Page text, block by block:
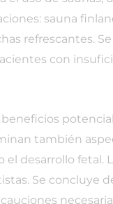
sauna
refrescantes.
con
también
el desarrollo fetal.
Se concluye